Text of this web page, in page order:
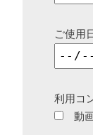
ご使用
利用コ
動